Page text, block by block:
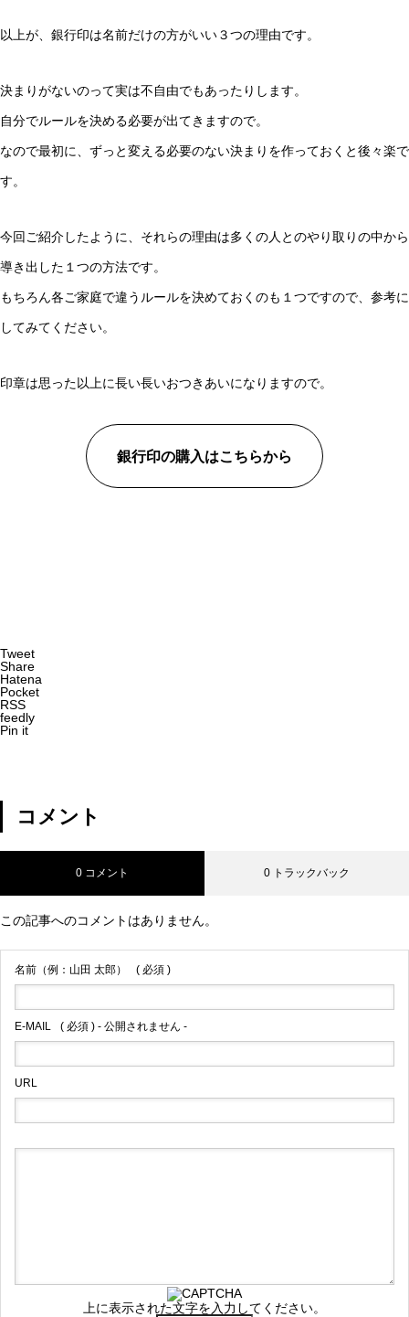
以上が、銀行印は名前だけの方がいい３つの理由です。
決まりがないのって実は不自由でもあったりします。
自分でルールを決める必要が出てきますので。
なので最初に、ずっと変える必要のない決まりを作っておくと後々楽で
す。
今回ご紹介したように、それらの理由は多くの人とのやり取りの中から
導き出した１つの方法です。
もちろん各ご家庭で違うルールを決めておくのも１つですので、参考に
してみてください。
印章は思った以上に長い長いおつきあいになりますので。
銀行印の購入はこちらから
Tweet
Share
Hatena
Pocket
RSS
feedly
Pin it
コメント
0 コメント 0 トラックバック
この記事へのコメントはありません。
名前（例：山田 太郎） ( 必須 )
E-MAIL ( 必須 ) - 公開されません -
URL
上に表示された文字を入力してください。